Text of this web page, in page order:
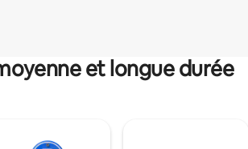
et longue durée